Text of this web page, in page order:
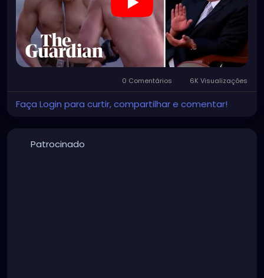
0 Comentários 6K Visualizações
Faça Login para curtir, compartilhar e comentar!
Patrocinado